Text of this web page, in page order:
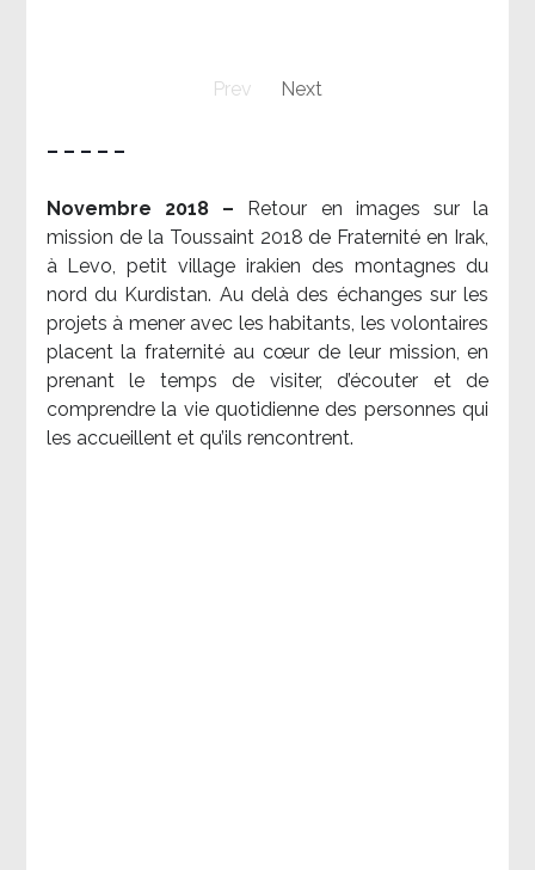
Prev Next
– – – – –
Novembre 2018 –
Retour en images sur la
mission de la Toussaint 2018 de Fraternité en Irak,
à Levo, petit village irakien des montagnes du
nord du Kurdistan. Au delà des échanges sur les
projets à mener avec les habitants, les volontaires
placent la fraternité au cœur de leur mission, en
prenant le temps de visiter, d’écouter et de
comprendre la vie quotidienne des personnes qui
les accueillent et qu’ils rencontrent.